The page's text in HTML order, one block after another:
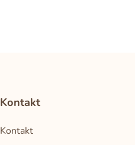
Kontakt
Kontakt